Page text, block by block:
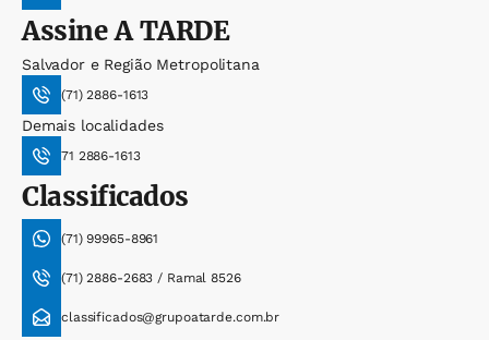
AssineA TARDE
Salvador e Região Metropolitana
(71) 2886-1613
Demais localidades
71 2886-1613
Classificados
(71) 99965-8961
(71) 2886-2683 / Ramal 8526
classificados@grupoatarde.com.br